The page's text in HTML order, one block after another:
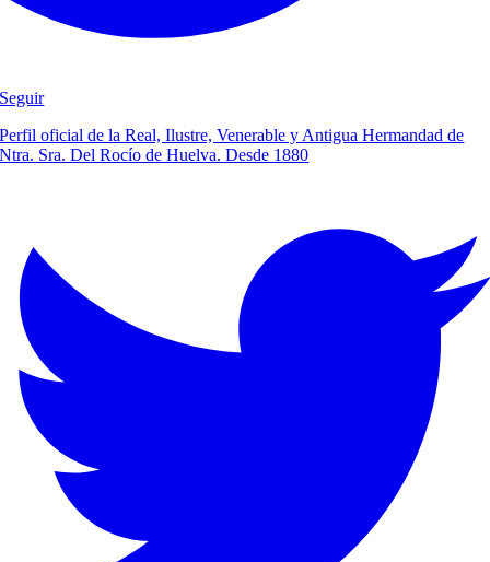
Seguir
Perfil oficial de la Real, Ilustre, Venerable y Antigua Hermandad de
Ntra. Sra. Del Rocío de Huelva. Desde 1880